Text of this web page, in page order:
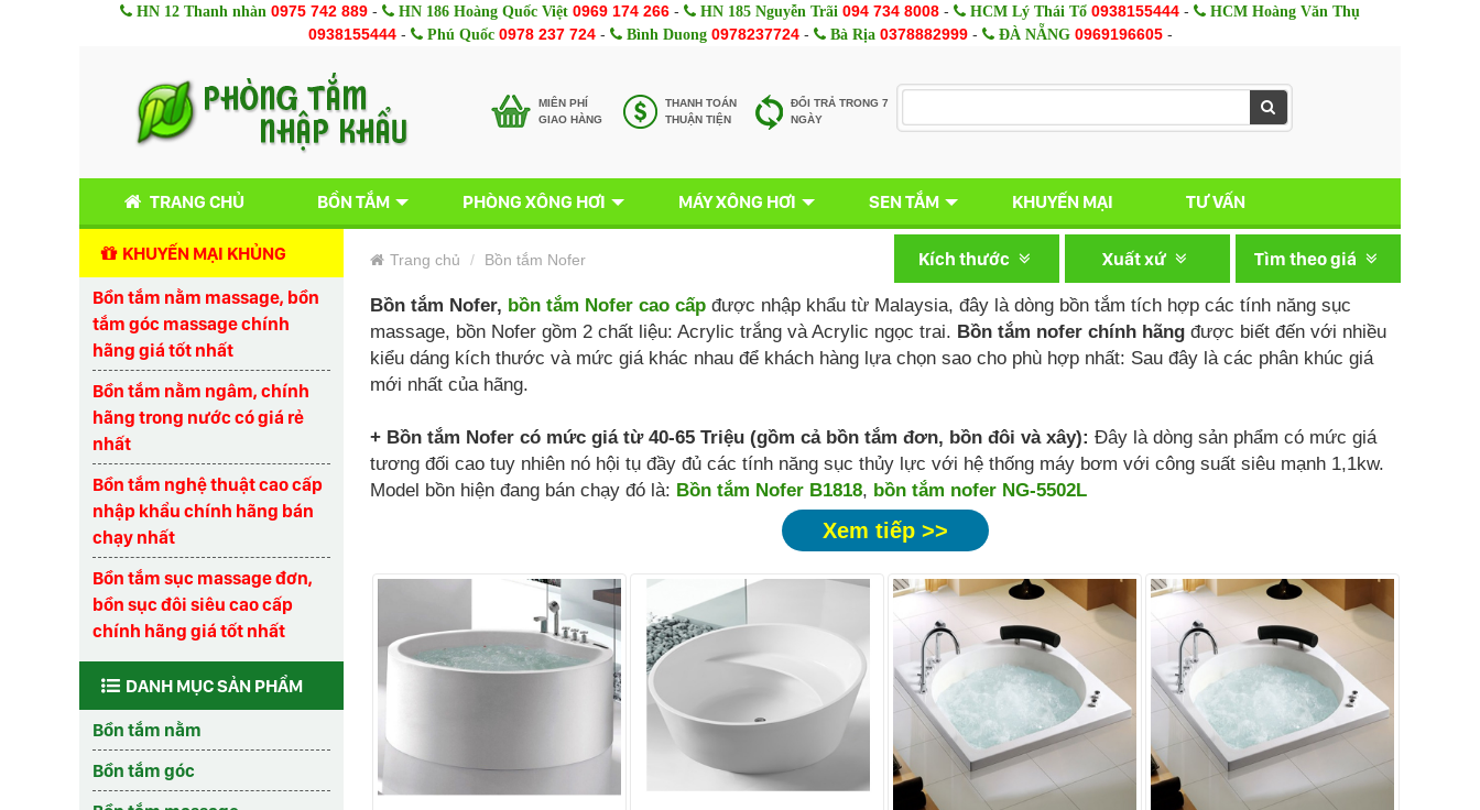
HN 12 Thanh nhàn 0975 742 889 - HN 186 Hoàng Quốc Việt 0969 174 266 - HN 185 Nguyễn Trãi 094 734 8008 - HCM Lý Thái Tổ 0938155444 - HCM Hoàng Văn Thụ
0938155444- Phú Quốc 0978 237 724- Bình Duong 0978237724- Bà Rịa 0378882999- ĐÀ NẴNG 0969196605-
MIÊN PHÍ
GIAO HÀNG
THANH TOÁN
THUẬN TIỆN
ĐỔI TRẢ TRONG 7
NGÀY
TRANG CHỦ BỒN TẮM PHÒNG XÔNG HƠI MÁY XÔNG HƠI SEN TẮM KHUYẾN MẠI TƯ VẤN
KHUYẾN MẠI KHỦNG
Bồn tắm nằm massage, bồn
tắm góc massage chính
hãng giá tốt nhất
Bồn tắm nằm ngâm, chính
hãng trong nước có giá rẻ
nhất
Bồn tắm nghệ thuật cao cấp
nhập khẩu chính hãng bán
chạy nhất
Bồn tắm sục massage đơn,
bồn sục đôi siêu cao cấp
chính hãng giá tốt nhất
DANH MỤC SẢN PHẨM
Bồn tắm nằm
Bồn tắm góc
Trang chủ Bồn tắm Nofer Tìm theo giá
Xuất xứ
Kích thước
Bồn tắm Nofer, bồn tắm Nofer cao cấp được nhập khẩu từ Malaysia, đây là dòng bồn tắm tích hợp các tính năng sục
massage, bồn Nofer gồm 2 chất liệu: Acrylic trắng và Acrylic ngọc trai. Bồn tắm nofer chính hãng được biết đến với nhiều
kiểu dáng kích thước và mức giá khác nhau để khách hàng lựa chọn sao cho phù hợp nhất: Sau đây là các phân khúc giá
mới nhất của hãng.
+ Bồn tắm Nofer có mức giá từ 40-65 Triệu (gồm cả bồn tắm đơn, bồn đôi và xây): Đây là dòng sản phẩm có mức giá
tương đối cao tuy nhiên nó hội tụ đầy đủ các tính năng sục thủy lực với hệ thống máy bơm với công suất siêu mạnh 1,1kw.
Model bồn hiện đang bán chạy đó là: Bồn tắm Nofer B1818, bồn tắm nofer NG-5502L
Xem tiếp >>